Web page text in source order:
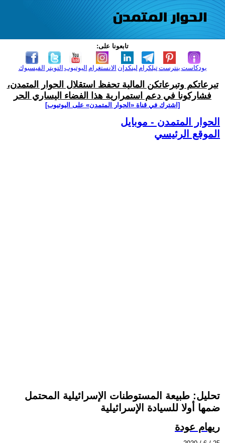
تابعونا على:
الفيسبوك التويتر اليوتيوب الانستغرام لينكدإن تيلكرامبنترست بودكاست
تبرعاتكم وتبرعاتكن المالية تحفظ استقلال الحوار المتمدن،
فشاركونا في دعم استمرارية هذا الفضاء اليساري الحر
[اشترك في قناة ‫«الحوار المتمدن» على اليوتيوب]
الحوار المتمدن - موبايل
الموقع الرئيسي
تحليل: طبيعة المستوطنات الإسرائيلية المحتمل
ضمها أولا للسيادة الإسرائيلية
ريهام عودة